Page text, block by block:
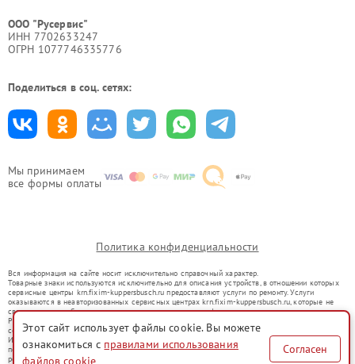
Мы принимаем
все формы оплаты
ООО "Русервис"
ИНН 7702633247
ОГРН 1077746335776
Поделиться в соц. сетях:
Политика конфиденциальности
Вся информация на сайте носит исключительно справочный характер.
Товарные знаки используются исключительно для описания устройств, в отношении которых
сервисные центры krn.fixim-kuppersbusch.ru предоставляют услуги по ремонту. Услуги
оказываются в неавторизованных сервисных центрах krn.fixim-kuppersbusch.ru, которые не
связаны с правообладателями товарных знаков или их официальными представителями.
Ремонт осуществляется для устройств, уже введенных в гражданский оборот в соответствии
со статьей 1487 ГК РФ.
Использование товарных знаков не преследует цели индивидуализации услуг или введения
потребителей в заблуждение, а служит для информирования о предоставляемых услугах по
ремонту техники указанных брендов.
Этот сайт использует файлы cookie. Вы можете
ознакомиться с правилами использования
файлов cookie
Согласен